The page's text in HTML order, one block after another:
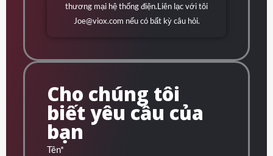
thương mại hệ thống điện.Liên lạc với tôi
Joe@viox.com nếu có bất kỳ câu hỏi.
Cho chúng tôi
biết yêu cầu của
bạn
Tên*